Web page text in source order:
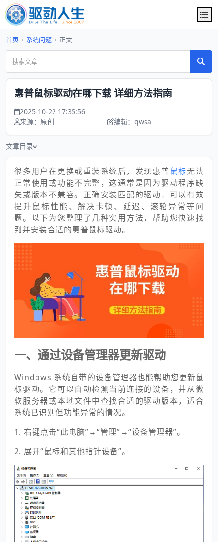
首页 › 系统问题 › 正文
惠普鼠标驱动在哪下载 详细方法指南
2025-10-22 17:35:56
来源：原创
编辑：qwsa
文章目录
很多用户在更换或重装系统后，发现惠普鼠标无法
正常使用或功能不完整，这通常是因为驱动程序缺
失或版本不兼容。正确安装匹配的驱动，可以有效
提升鼠标性能、解决卡顿、延迟、滚轮异常等问
题。以下为您整理了几种实用方法，帮助您快速找
到并安装合适的惠普鼠标驱动。
一、通过设备管理器更新驱动
Windows 系统自带的设备管理器也能帮助您更新鼠
标驱动。它可以自动检测当前连接的设备，并从微
软服务器或本地文件中查找合适的驱动版本，适合
系统已识别但功能异常的情况。
1. 右键点击“此电脑”→“管理”→“设备管理器”。
2. 展开“鼠标和其他指针设备”。